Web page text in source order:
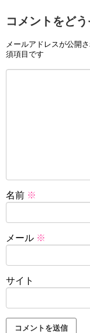
コメントをど
メールアドレスが公開
須項目です
名前 ※
メール ※
サイト